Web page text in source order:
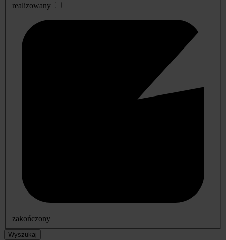
realizowany
zakończony
Wyszukaj